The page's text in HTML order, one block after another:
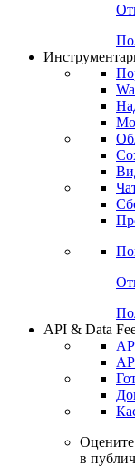
API & Data
Оцените
в